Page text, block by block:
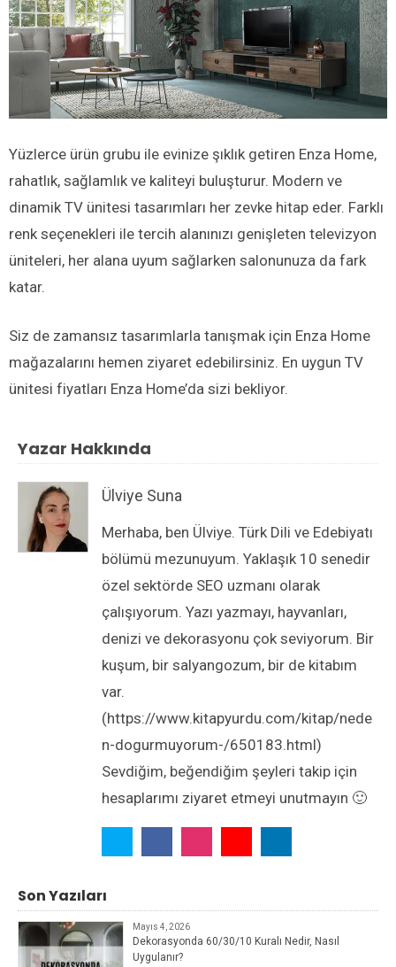
Yüzlerce ürün grubu ile evinize şıklık getiren Enza Home,
rahatlık, sağlamlık ve kaliteyi buluşturur. Modern ve
dinamik TV ünitesi tasarımları her zevke hitap eder. Farklı
renk seçenekleri ile tercih alanınızı genişleten televizyon
üniteleri, her alana uyum sağlarken salonunuza da fark
katar.
Siz de zamansız tasarımlarla tanışmak için Enza Home
mağazalarını hemen ziyaret edebilirsiniz. En uygun TV
ünitesi fiyatları Enza Home’da sizi bekliyor.
Yazar Hakkında
Ülviye Suna
Merhaba, ben Ülviye. Türk Dili ve Edebiyatı
bölümü mezunuyum. Yaklaşık 10 senedir
özel sektörde SEO uzmanı olarak
çalışıyorum. Yazı yazmayı, hayvanları,
denizi ve dekorasyonu çok seviyorum. Bir
kuşum, bir salyangozum, bir de kitabım
var.
(https://www.kitapyurdu.com/kitap/nede
n-dogurmuyorum-/650183.html)
Sevdiğim, beğendiğim şeyleri takip için
hesaplarımı ziyaret etmeyi unutmayın 🙂
Son Yazıları
Mayıs 4, 2026
Dekorasyonda 60/30/10 Kuralı Nedir, Nasıl
Uygulanır?